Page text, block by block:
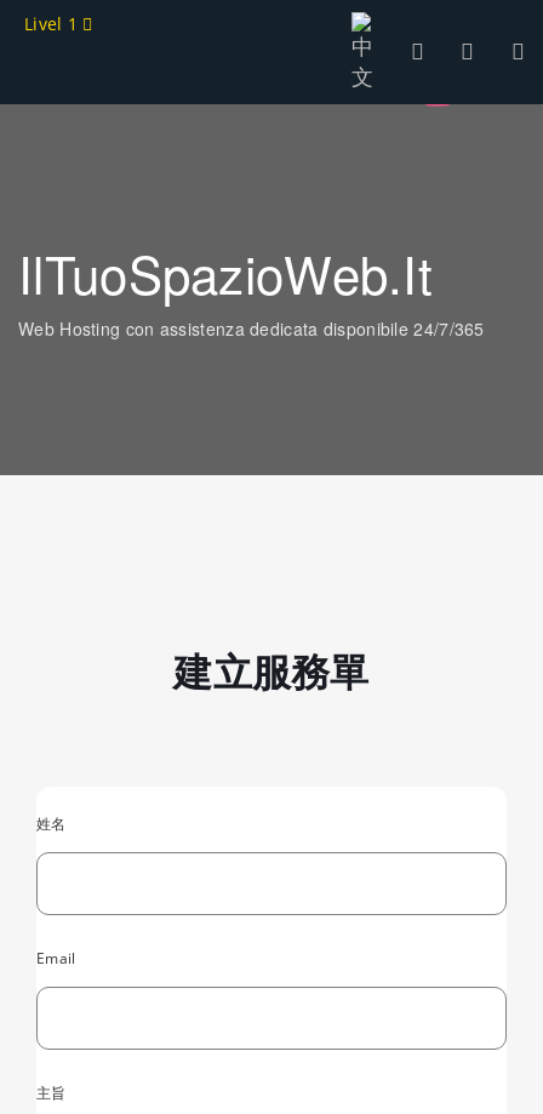
Livel 1
IlTuoSpazioWeb.it
Web Hosting con assistenza dedicata disponibile 24/7/365
建立服務單
姓名
Email
主旨